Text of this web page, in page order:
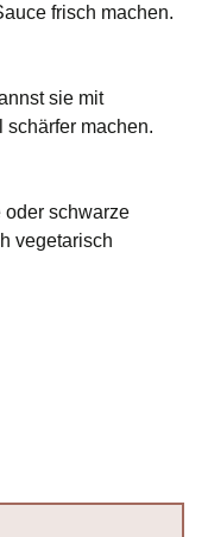
frisch machen.
sie mit
machen.
oder schwarze
vegetarisch